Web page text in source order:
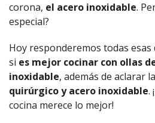
corona, el acero inoxidable.
especial?
Hoy responderemos todas
si es mejor cocinar con ollas
inoxidable, además de aclarar
quirúrgico y acero inoxidable.
cocina merece lo mejor!